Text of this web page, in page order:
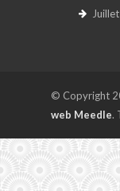
© Copyright
web Meedle.